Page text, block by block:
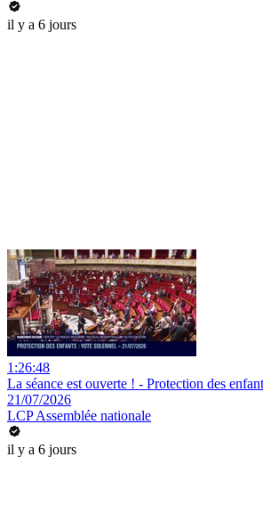
il y a 6 jours
1:26:48
La séance est ouverte ! - Protection des
21/07/2026
LCP Assemblée nationale
il y a 6 jours